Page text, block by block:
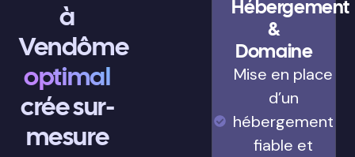
à
Vendôme
optimal
crée sur-
mesure
Hébergement
&
Domaine
Mise en place
d’un
hébergement
fiable et